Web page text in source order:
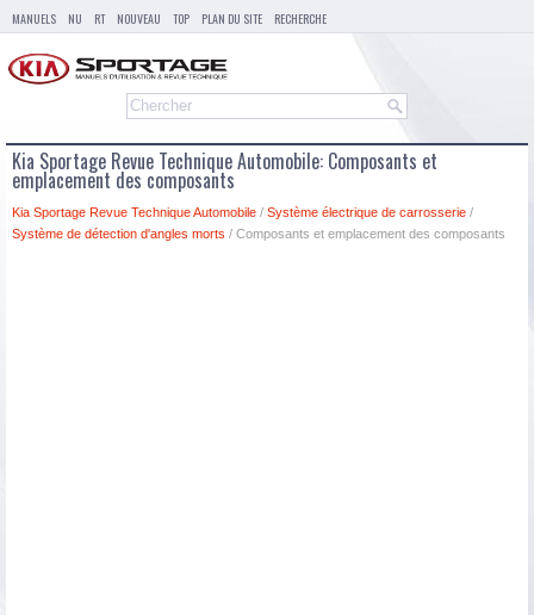
MANUELS NU RT NOUVEAU TOP PLAN DU SITE RECHERCHE
Kia Sportage Revue Technique Automobile: Composants et
emplacement des composants
Kia Sportage Revue Technique Automobile / Système électrique de carrosserie /
Système de détection d'angles morts / Composants et emplacement des composants